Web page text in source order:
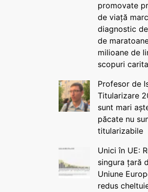
promovate
de viață
diagnostic
de
milioane de
scopuri
Profesor de
Titularizare
sunt mari
păcate nu
titularizabile
Unici în UE:
singura țară
Uniune
redus